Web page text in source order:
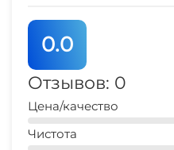
0.0
Отзывов: 0
Цена/качество
Чистота